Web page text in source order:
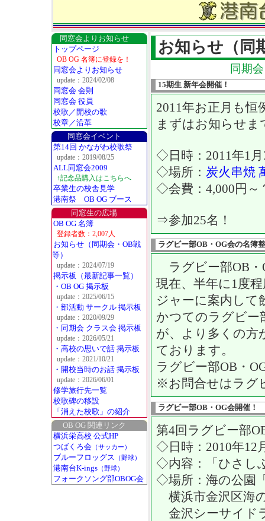
同窓会よりお知らせ
トップページ
OB OG 名簿に登録を！
同窓会よりお知らせ
update：2024/02/08
同窓会 会則
同窓会 役員
校歌／開校の歌
校章／沿革
同窓会イベント
第14回 かながわ校歌祭
update：2019/08/25
ALL同窓会2009
↑記念品購入はこちらへ
卒業生の校舎見学
港南祭 OB OG ブース
同窓生の広場
OB OG 名簿
登録者数：2,007人
お知らせ（同期会・OB戦
等）
update：2024/07/19
掲示板（最新記事一覧）
・OB OG 掲示板
update：2025/06/15
・部活動 サークル 掲示板
update：2020/09/29
・同期会 クラス会 掲示板
update：2026/05/21
・高校の思いで話 掲示板
update：2021/10/21
・開校当時のお話 掲示板
update：2026/06/01
修学旅行先一覧
校歌碑の移設
「消えた校歌」の紹介
OB OG 関連リンク
横浜栄高校 公式HP
つばくろ会 （サッカー）
ブルーフロッグス （野球）
港南台K-ings （野球）
フォークソング部OBOG会
お知らせ（同
同期
15期生 新年会開催！
2011年お正月も恒
まずはお知らせま
◇日時：2011年1月
◇場所： 炭火串焼
◇会費：4,000円～
⇒参加25名！
ラグビー部OB・OG会の名簿
ラグビー部OB・
現在、半年に1度
ジャーに案内して
かつてのラグビー
が、より多くの方
ております。
ラグビー部OB・
※お問合せはラグ
ラグビー部OB・OG会開催！
第4回ラグビー部
◇日時：2010年12
◇内容：「ひさし
◇場所：海の公園
横浜市金沢区海
金沢シーサイド